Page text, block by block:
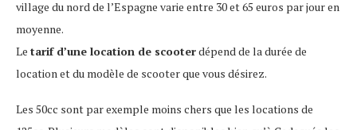
village du nord de l’Espagne varie entre 30 et 65 euros par jour en
moyenne.
Le tarif d’une location de scooterdépend de la durée de
location et du modèle de scooter que vous désirez.
Les 50cc sont par exemple moins chers que les locations de